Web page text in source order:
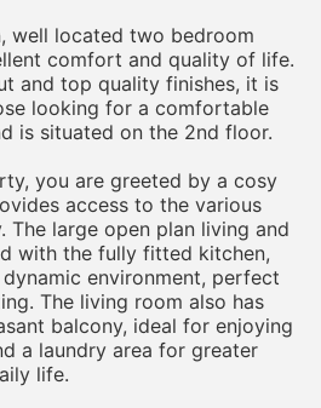
well located two bedroom
comfort and quality of life.
and top quality finishes, it is
looking for a comfortable
is situated on the 2nd floor.
you are greeted by a cosy
access to the various
large open plan living and
with the fully fitted kitchen,
environment, perfect
The living room also has
balcony, ideal for enjoying
a laundry area for greater
life.